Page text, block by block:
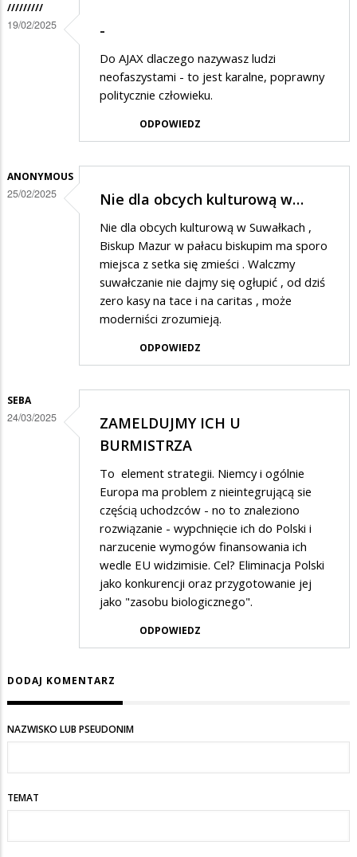
/////////
19/02/2025 -
Do AJAX dlaczego nazywasz ludzi
neofaszystami - to jest karalne, poprawny
politycznie człowieku.
ODPOWIEDZ
ANONYMOUS
25/02/2025 Nie dla obcych kulturową w…
Nie dla obcych kulturową w Suwałkach ,
Biskup Mazur w pałacu biskupim ma sporo
miejsca z setka się zmieści . Walczmy
suwałczanie nie dajmy się ogłupić , od dziś
zero kasy na tace i na caritas , może
moderniści zrozumieją.
ODPOWIEDZ
SEBA
24/03/2025
ZAMELDUJMY ICH U
BURMISTRZA
To element strategii. Niemcy i ogólnie
Europa ma problem z nieintegrującą sie
częścią uchodzców - no to znaleziono
rozwiązanie - wypchnięcie ich do Polski i
narzucenie wymogów finansowania ich
wedle EU widzimisie. Cel? Eliminacja Polski
jako konkurencji oraz przygotowanie jej
jako "zasobu biologicznego".
ODPOWIEDZ
DODAJ KOMENTARZ
NAZWISKO LUB PSEUDONIM
TEMAT